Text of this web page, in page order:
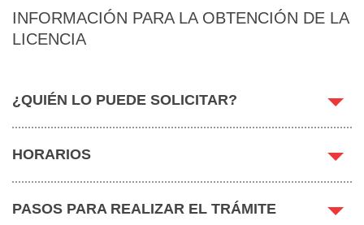
INFORMACIÓN PARA LA OBTENCIÓN DE LA
LICENCIA
¿QUIÉN LO PUEDE SOLICITAR?
HORARIOS
PASOS PARA REALIZAR EL TRÁMITE